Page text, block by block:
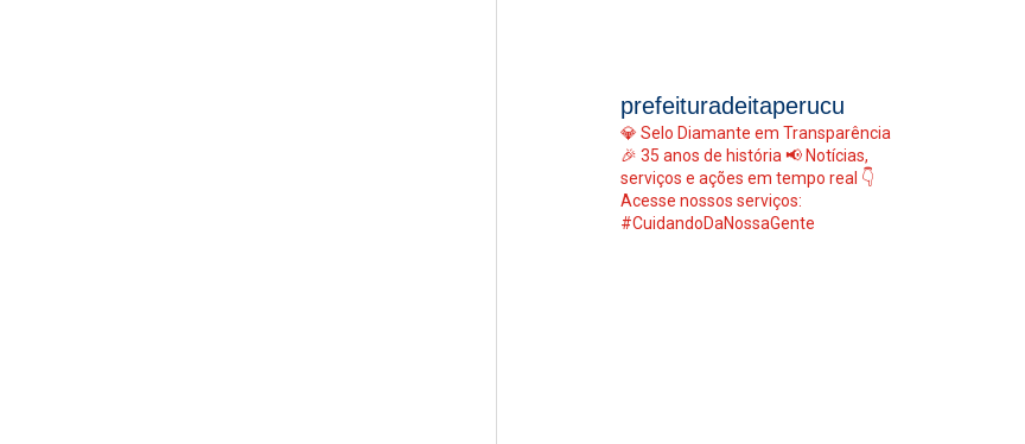
prefeituradeitaperucu
💎 Selo Diamante em Transparência
🎉 35 anos de história 📢 Notícias,
serviços e ações em tempo real 👇
Acesse nossos serviços:
#CuidandoDaNossaGente